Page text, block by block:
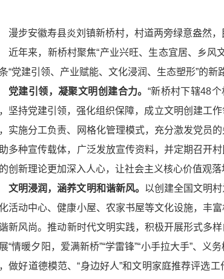
漫步安徽寿县炎刘镇新桥村，村道两旁绿意盎然
近年来，新桥村聚焦“产业兴旺、生态宜居、乡
“党建引领、产业赋能、文化浸润、生态塑形”的
党建引领，凝聚文明创建合力。 “新桥村下辖48
坚持党建引领，强化组织保障，成立文明创建工
实施分工负责、网格化管理模式，充分激发党员
多种宣传载体，广泛发放宣传资料，并定期召开
创新理论更加深入人心，让社会主义核心价值观
文明浸润，涵养文明和谐新风。 以创建全国文明
活动中心、健康小屋、农家书屋等文化设施，丰
新风尚。推动新时代文明实践，积极开展形式多
“情暖夕阳，爱满新桥”“学雷锋”“小手拉大手”、
做好道德模范、“身边好人”和文明家庭推荐评选